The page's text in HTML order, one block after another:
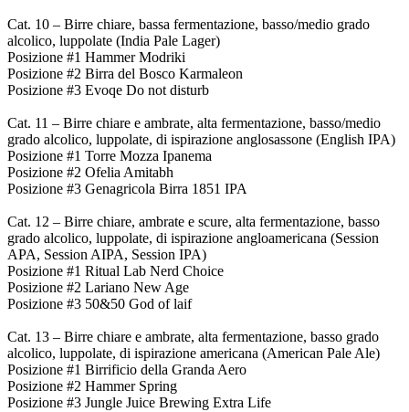
Cat. 10 – Birre chiare, bassa fermentazione, basso/medio grado
alcolico, luppolate (India Pale Lager)
Posizione #1 Hammer Modriki
Posizione #2 Birra del Bosco Karmaleon
Posizione #3 Evoqe Do not disturb
Cat. 11 – Birre chiare e ambrate, alta fermentazione, basso/medio
grado alcolico, luppolate, di ispirazione anglosassone (English IPA)
Posizione #1 Torre Mozza Ipanema
Posizione #2 Ofelia Amitabh
Posizione #3 Genagricola Birra 1851 IPA
Cat. 12 – Birre chiare, ambrate e scure, alta fermentazione, basso
grado alcolico, luppolate, di ispirazione angloamericana (Session
APA, Session AIPA, Session IPA)
Posizione #1 Ritual Lab Nerd Choice
Posizione #2 Lariano New Age
Posizione #3 50&50 God of laif
Cat. 13 – Birre chiare e ambrate, alta fermentazione, basso grado
alcolico, luppolate, di ispirazione americana (American Pale Ale)
Posizione #1 Birrificio della Granda Aero
Posizione #2 Hammer Spring
Posizione #3 Jungle Juice Brewing Extra Life